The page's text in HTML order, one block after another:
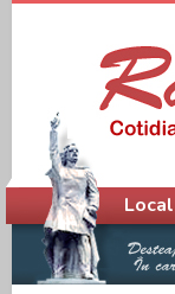
Meniu
Local